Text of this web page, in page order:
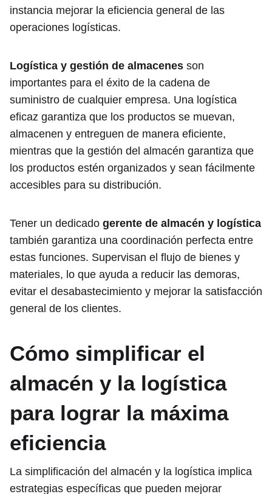
instancia mejorar la eficiencia general de las
operaciones logísticas.
Logística y gestión de almacenes son
importantes para el éxito de la cadena de
suministro de cualquier empresa. Una logística
eficaz garantiza que los productos se muevan,
almacenen y entreguen de manera eficiente,
mientras que la gestión del almacén garantiza que
los productos estén organizados y sean fácilmente
accesibles para su distribución.
Tener un dedicado gerente de almacén y logística
también garantiza una coordinación perfecta entre
estas funciones. Supervisan el flujo de bienes y
materiales, lo que ayuda a reducir las demoras,
evitar el desabastecimiento y mejorar la satisfacción
general de los clientes.
Cómo simplificar el
almacén y la logística
para lograr la máxima
eficiencia
La simplificación del almacén y la logística implica
estrategias específicas que pueden mejorar